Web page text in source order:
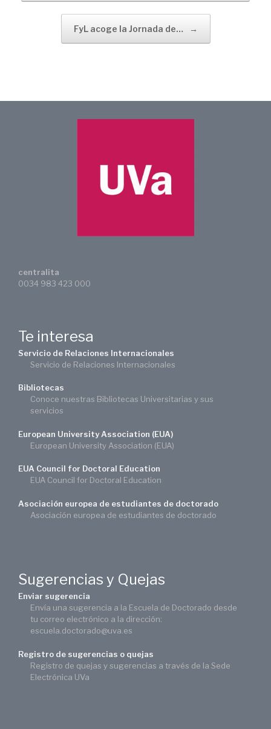
FyL acoge la Jornada de… →
centralita
0034 983 423 000
Te interesa
Servicio de Relaciones Internacionales
Servicio de Relaciones Internacionales
Bibliotecas
Conoce nuestras Bibliotecas Universitarias y sus
servicios
European University Association (EUA)
European University Association (EUA)
EUA Council for Doctoral Education
EUA Council for Doctoral Education
Asociación europea de estudiantes de doctorado
Asociación europea de estudiantes de doctorado
Sugerencias y Quejas
Enviar sugerencia
Envía una sugerencia a la Escuela de Doctorado desde
tu correo electrónico a la dirección:
escuela.doctorado@uva.es
Registro de sugerencias o quejas
Registro de quejas y sugerencias a través de la Sede
Electrónica UVa